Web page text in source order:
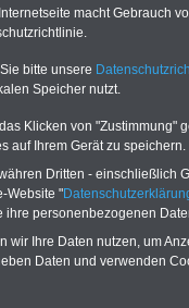
aus
macht Gebrauch
bitte unsere
Speicher nutzt.
Klicken von "Zustimmung"
auf Ihrem Gerät zu speichern.
Dritten - einschließlich
Website "
ihre personenbezogenen
wir Ihre Daten nutzen, um
Daten und verwenden